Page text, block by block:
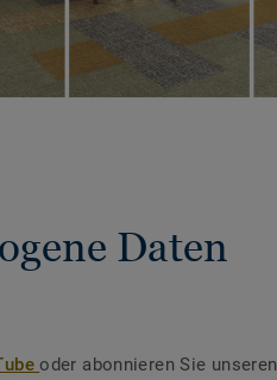
Daten
oder abonnieren Sie unseren